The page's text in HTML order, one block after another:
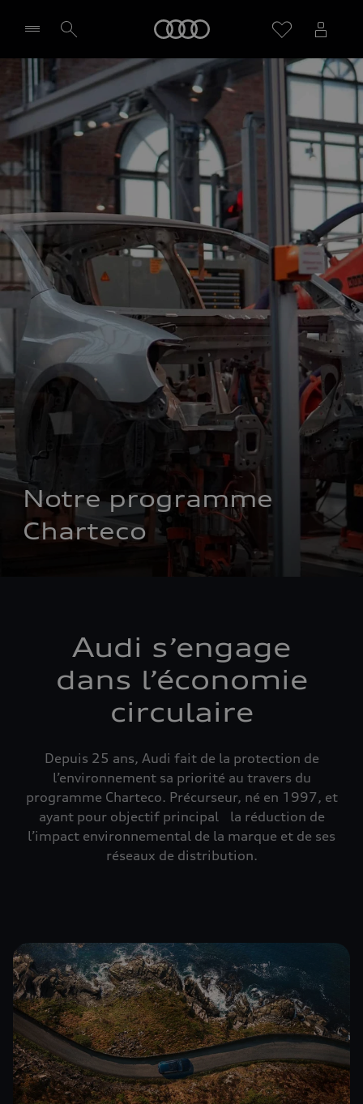
Sélectionner un Partenaire
Notre programme
Charteco
Audi s’engage
dans l’économie
circulaire
Depuis 25 ans, Audi fait de la protection de
l’environnement sa priorité au travers du
programme Charteco. Précurseur, né en 1997, et
ayant pour objectif principal la réduction de
l’impact environnemental de la marque et de ses
réseaux de distribution.